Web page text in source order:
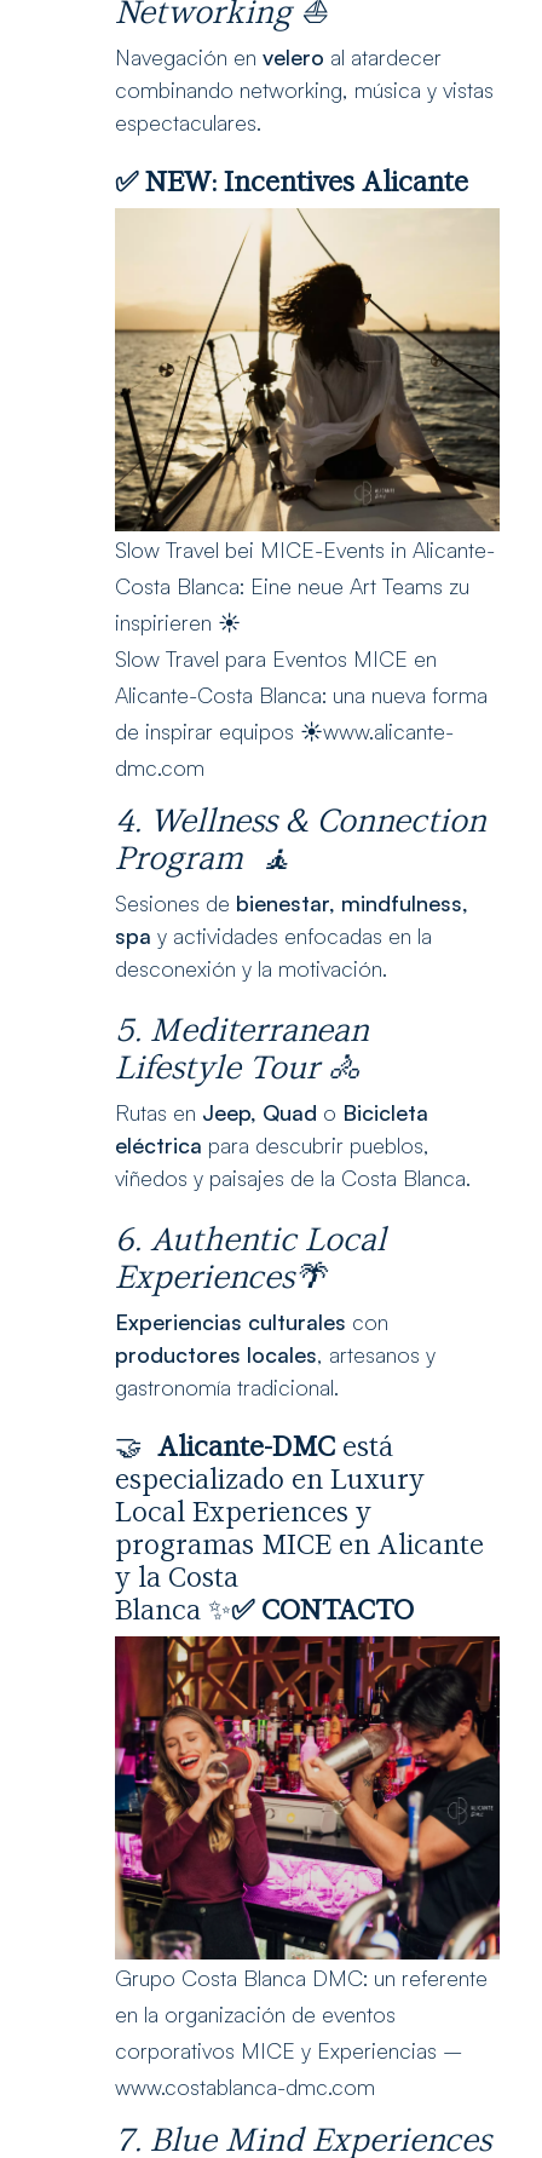
Networking ⛵
Navegación en velero al atardecer
combinando networking, música y vistas
espectaculares.
✅ NEW: Incentives Alicante
Slow Travel bei MICE-Events in Alicante-
Costa Blanca: Eine neue Art Teams zu
inspirieren ☀️
Slow Travel para Eventos MICE en
Alicante-Costa Blanca: una nueva forma
de inspirar equipos ☀️www.alicante-
dmc.com
4. Wellness & Connection
Program
🧘
Sesiones de bienestar, mindfulness,
spa y actividades enfocadas en la
desconexión y la motivación.
5. Mediterranean
Lifestyle Tour 🚴
Rutas en Jeep, Quad o Bicicleta
eléctrica para descubrir pueblos,
viñedos y paisajes de la Costa Blanca.
6. Authentic Local
Experiences🌴
Experiencias culturales con
productores locales, artesanos y
gastronomía tradicional.
🤝 Alicante-DMC está
especializado en Luxury
Local Experiences y
programas MICE en Alicante
y la Costa
Blanca ✨✅ CONTACTO
Grupo Costa Blanca DMC: un referente
en la organización de eventos
corporativos MICE y Experiencias –
www.costablanca-dmc.com
7. Blue Mind Experiences